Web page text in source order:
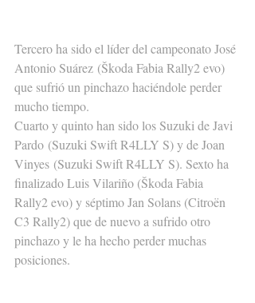
Tercero ha sido el líder del campeonato José
Antonio Suárez (Škoda Fabia Rally2 evo)
que sufrió un pinchazo haciéndole perder
mucho tiempo.
Cuarto y quinto han sido los Suzuki de Javi
Pardo (Suzuki Swift R4LLY S) y de Joan
Vinyes (Suzuki Swift R4LLY S). Sexto ha
finalizado Luis Vilariño (Škoda Fabia
Rally2 evo) y séptimo Jan Solans (Citroën
C3 Rally2) que de nuevo a sufrido otro
pinchazo y le ha hecho perder muchas
posiciones.